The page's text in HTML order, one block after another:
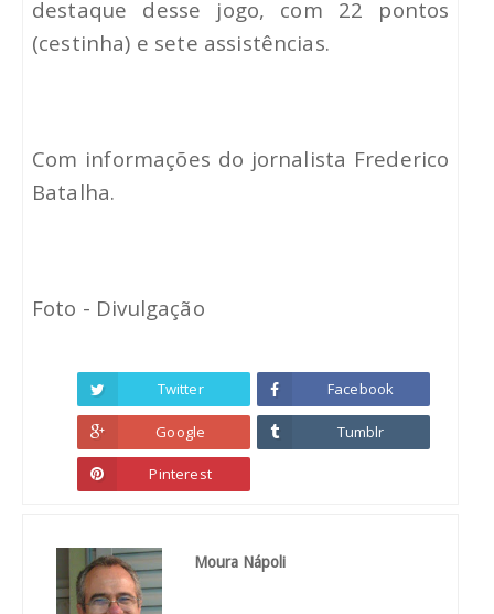
destaque desse jogo, com 22 pontos
(cestinha) e sete assistências.
Com informações do jornalista Frederico
Batalha.
Foto - Divulgação
Twitter Facebook
Google Tumblr
Pinterest
Moura Nápoli